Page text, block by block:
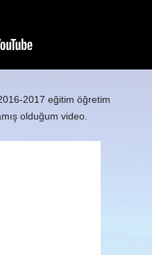
2017 eğitim öğretim
olduğum video.